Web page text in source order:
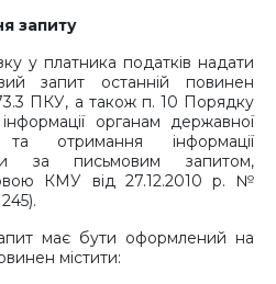
запиту
у платника податків надати
запит останній повинен
ПКУ, а також п. 10 Порядку
органам державної
отримання інформації
за письмовим запитом,
КМУ від 27.12.2010 р. №
має бути оформлений на
містити: